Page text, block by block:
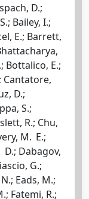
D.;
Bailey, I.;
E.; Barrett,
Bottalico, E.;
Cantatore,
D.;
S.;
R.; Chu,
M. E.;
D.; Dabagov,
G.;
Eads, M.;
Fatemi, R.;